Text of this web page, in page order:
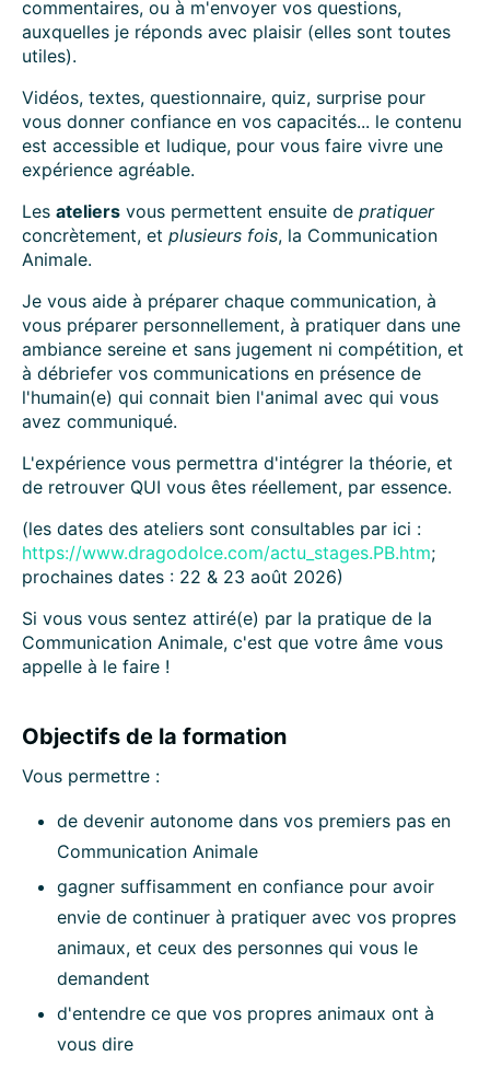
commentaires, ou à m'envoyer vos questions,
auxquelles je réponds avec plaisir (elles sont toutes
utiles).
Vidéos, textes, questionnaire, quiz, surprise pour
vous donner confiance en vos capacités... le contenu
est accessible et ludique, pour vous faire vivre une
expérience agréable.
Les ateliers vous permettent ensuite de pratiquer
concrètement, et plusieurs fois, la Communication
Animale.
Je vous aide à préparer chaque communication, à
vous préparer personnellement, à pratiquer dans une
ambiance sereine et sans jugement ni compétition, et
à débriefer vos communications en présence de
l'humain(e) qui connait bien l'animal avec qui vous
avez communiqué.
L'expérience vous permettra d'intégrer la théorie, et
de retrouver QUI vous êtes réellement, par essence.
(les dates des ateliers sont consultables par ici :
https://www.dragodolce.com/actu_stages.PB.htm;
prochaines dates : 22 & 23 août 2026)
Si vous vous sentez attiré(e) par la pratique de la
Communication Animale, c'est que votre âme vous
appelle à le faire !
Objectifs de la formation
Vous permettre :
de devenir autonome dans vos premiers pas en
Communication Animale
gagner suffisamment en confiance pour avoir
envie de continuer à pratiquer avec vos propres
animaux, et ceux des personnes qui vous le
demandent
d'entendre ce que vos propres animaux ont à
vous dire